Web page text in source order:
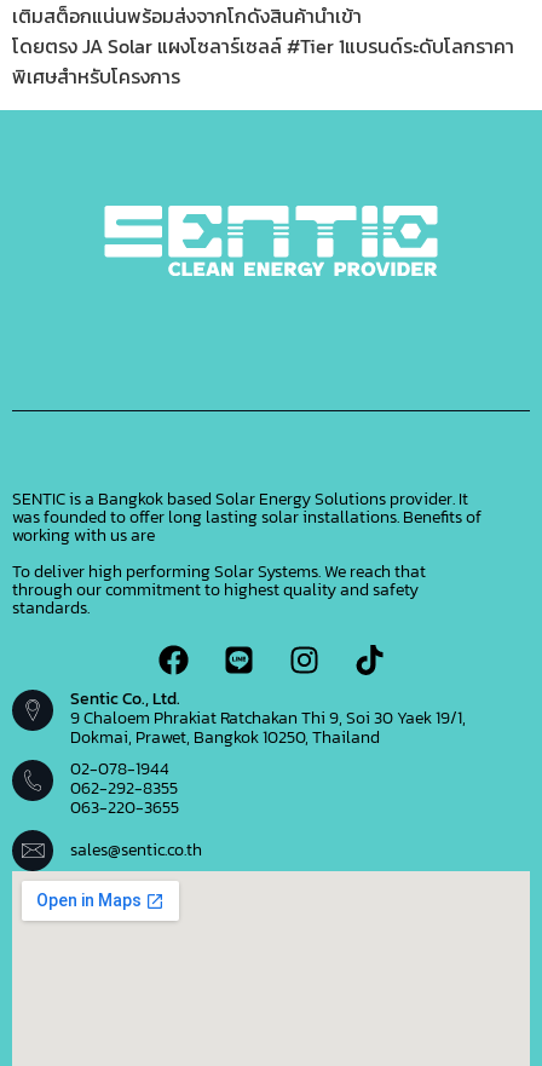
เติมสต็อกแน่นพร้อมส่งจากโกดังสินค้านำเข้า
โดยตรง JA Solar แผงโซลาร์เซลล์ #Tier 1แบรนด์ระดับโลกราคา
พิเศษสำหรับโครงการ
SENTIC is a Bangkok based Solar Energy Solutions provider. It
was founded to offer long lasting solar installations. Benefits of
working with us are
To deliver high performing Solar Systems. We reach that
through our commitment to highest quality and safety
standards.
Sentic Co., Ltd.
9 Chaloem Phrakiat Ratchakan Thi 9, Soi 30 Yaek 19/1,
Dokmai, Prawet, Bangkok 10250, Thailand
02-078-1944
062-292-8355
063-220-3655
sales@sentic.co.th